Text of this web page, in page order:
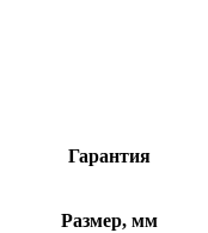
Гарантия
Размер, мм